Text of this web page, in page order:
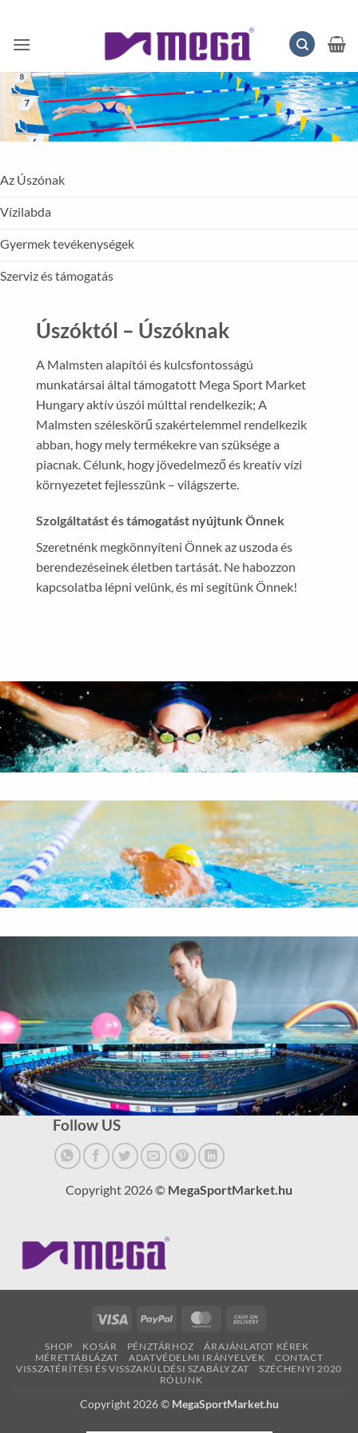
content
Az Úszónak
Vízilabda
Gyermek tevékenységek
Szerviz és támogatás
Úszóktól – Úszóknak
A Malmsten alapítói és kulcsfontosságú
munkatársai által támogatott Mega Sport Market
Hungary aktív úszói múlttal rendelkezik; A
Malmsten széleskörű szakértelemmel rendelkezik
abban, hogy mely termékekre van szüksége a
piacnak. Célunk, hogy jövedelmező és kreatív vízi
környezetet fejlesszünk – világszerte.
Szolgáltatást és támogatást nyújtunk Önnek
Szeretnénk megkönnyíteni Önnek az uszoda és
berendezéseinek életben tartását. Ne habozzon
kapcsolatba lépni velünk, és mi segítünk Önnek!
Follow US
Copyright 2026 © MegaSportMarket.hu
Visa PayPal MasterCard
Delivery
SHOP KOSÁR PÉNZTÁRHOZ
ÁRAJÁNLATOT KÉREK
MÉRETTÁBLÁZAT
ADATVÉDELMI IRÁNYELVEK
CONTACT
VISSZATÉRÍTÉSI ÉS VISSZAKÜLDÉSI SZABÁLYZAT
SZÉCHENYI 2020
RÓLUNK
Copyright 2026 © MegaSportMarket.hu